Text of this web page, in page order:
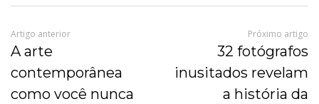
Artigo anterior
A arte
contemporânea
como você nunca
Próximo artigo
32 fotógrafos
inusitados revelam
a história da